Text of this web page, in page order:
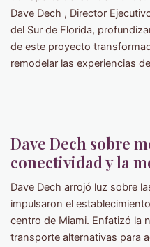
Dave Dech , Director
del Sur de Florida,
de este proyecto
remodelar las experiencias
Dave Dech sobre
conectividad y la
Dave Dech arrojó luz sobre
impulsaron el
centro de Miami. Enfatizó la
transporte alternativas para